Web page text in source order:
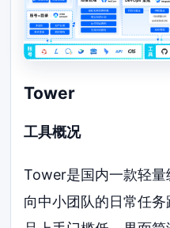
Tower
工具概况
Tower是国内一款轻
向中小团队的日常任